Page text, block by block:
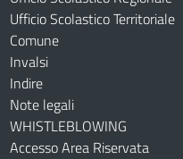
Ufficio Scolastico Territoriale
Comune
Invalsi
Indire
Note legali
WHISTLEBLOWING
Accesso Area Riservata